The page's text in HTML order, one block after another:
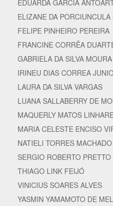
EDUARDA GARCIA
ELIZANE DA PORCIUNCULA
FELIPE PINHEIRO PEREIRA
FRANCINE CORRÊA
GABRIELA DA SILVA MOURA
IRINEU DIAS CORREA
LAURA DA SILVA VARGAS
LUANA SALLABERRY DE
MAQUERLY MATOS
MARIA CELESTE ENCISO
NATIELI TORRES MACHADO
SERGIO ROBERTO
THIAGO LINK FEIJÓ
VINICIUS SOARES ALVES
YASMIN YAMAMOTO DE